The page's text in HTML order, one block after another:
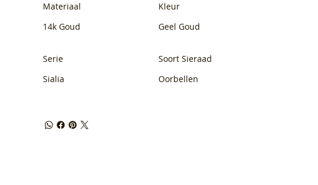
Materiaal
14k Goud
Kleur
Geel Goud
Serie
Sialia
Soort Sieraad
Oorbellen